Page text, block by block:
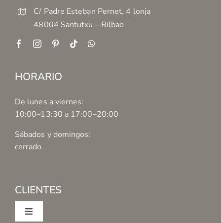
C/ Padre Esteban Pernet, 4 lonja
48004 Santutxu – Bilbao
HORARIO
De lunes a viernes:
10:00–13:30 a 17:00–20:00
Sábados y domingos:
cerrado
CLIENTES
Toggle